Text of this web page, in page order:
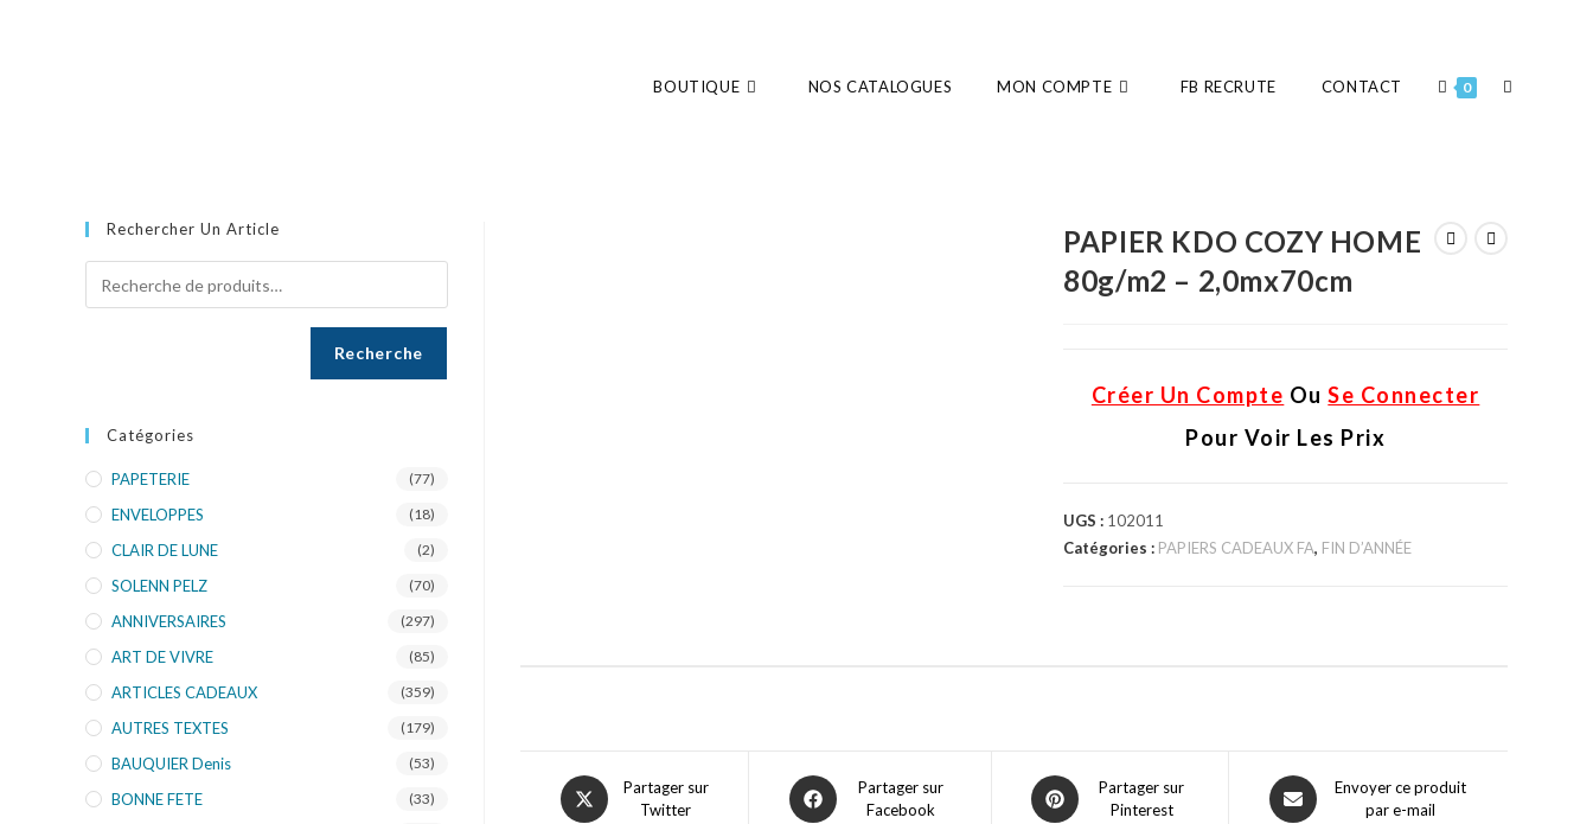
BOUTIQUE NOS CATALOGUES MON COMPTE FB RECRUTE CONTACT 0
PAPIER KDO COZY HOME
80g/m2 – 2,0mx70cm
Créer Un Compte OuSe Connecter
Pour Voir Les Prix
UGS : 102011
Catégories : PAPIERS CADEAUX FA, FIN D’ANNÉE
Partager sur
Twitter
Partager sur
Facebook
Partager sur
Pinterest
Envoyer ce produit
par e-mail
Rechercher Un Article
Recherche
Catégories
PAPETERIE (77)
ENVELOPPES (18)
CLAIR DE LUNE (2)
SOLENN PELZ (70)
ANNIVERSAIRES (297)
ART DE VIVRE (85)
ARTICLES CADEAUX (359)
AUTRES TEXTES (179)
BAUQUIER Denis (53)
BONNE FETE (33)